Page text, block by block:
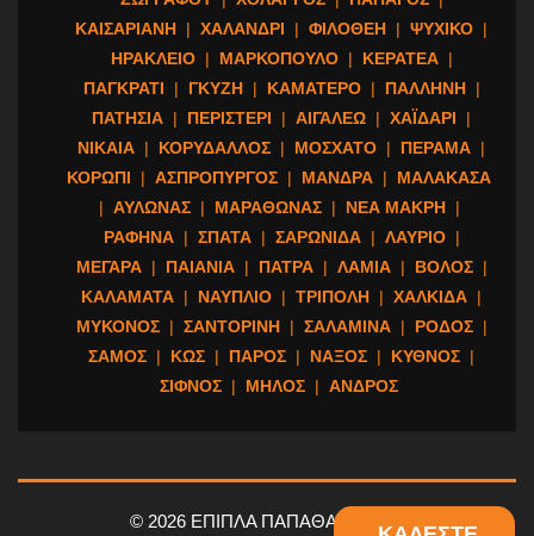
ΚΑΙΣΑΡΙΑΝΗ | ΧΑΛΑΝΔΡΙ | ΦΙΛΟΘΕΗ | ΨΥΧΙΚΟ |
ΗΡΑΚΛΕΙΟ | ΜΑΡΚΟΠΟΥΛΟ | ΚΕΡΑΤΕΑ |
ΠΑΓΚΡΑΤΙ
| ΓΚΥΖΗ | ΚΑΜΑΤΕΡΟ | ΠΑΛΛΗΝΗ |
ΠΑΤΗΣΙΑ | ΠΕΡΙΣΤΕΡΙ | ΑΙΓΑΛΕΩ | ΧΑΪΔΑΡΙ
|
ΝΙΚΑΙΑ | ΚΟΡΥΔΑΛΛΟΣ | ΜΟΣΧΑΤΟ | ΠΕΡΑΜΑ |
ΚΟΡΩΠΙ
| ΑΣΠΡΟΠΥΡΓΟΣ | ΜΑΝΔΡΑ |
ΜΑΛΑΚΑΣΑ
| ΑΥΛΩΝΑΣ | ΜΑΡΑΘΩΝΑΣ | ΝΕΑ ΜΑΚΡΗ |
ΡΑΦΗΝΑ | ΣΠΑΤΑ | ΣΑΡΩΝΙΔΑ | ΛΑΥΡΙΟ |
ΜΕΓΑΡΑ | ΠΑΙΑΝΙΑ | ΠΑΤΡΑ | ΛΑΜΙΑ | ΒΟΛΟΣ |
ΚΑΛΑΜΑΤΑ | ΝΑΥΠΛΙΟ | ΤΡΙΠΟΛΗ | ΧΑΛΚΙΔΑ |
ΜΥΚΟΝΟΣ | ΣΑΝΤΟΡΙΝΗ | ΣΑΛΑΜΙΝΑ | ΡΟΔΟΣ |
ΣΑΜΟΣ | ΚΩΣ | ΠΑΡΟΣ | ΝΑΞΟΣ | ΚΥΘΝΟΣ |
ΣΙΦΝΟΣ | ΜΗΛΟΣ | ΑΝΔΡΟΣ
© 2026 ΕΠΙΠΛΑ ΠΑΠΑΘΑΝΑΣΙΟΥ